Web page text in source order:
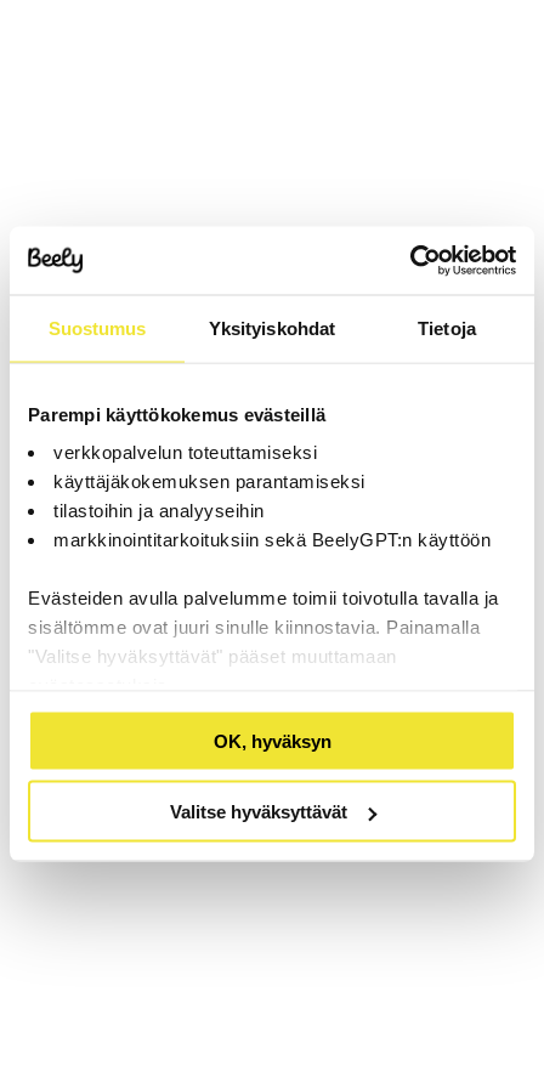
Suostumus Yksityiskohdat Tietoja
Parempi käyttökokemus evästeillä
verkkopalvelun toteuttamiseksi
käyttäjäkokemuksen parantamiseksi
tilastoihin ja analyyseihin
markkinointitarkoituksiin sekä BeelyGPT:n käyttöön
Evästeiden avulla palvelumme toimii toivotulla tavalla ja
sisältömme ovat juuri sinulle kiinnostavia. Painamalla
"Valitse hyväksyttävät" pääset muuttamaan
OK, hyväksyn
Valitse hyväksyttävät